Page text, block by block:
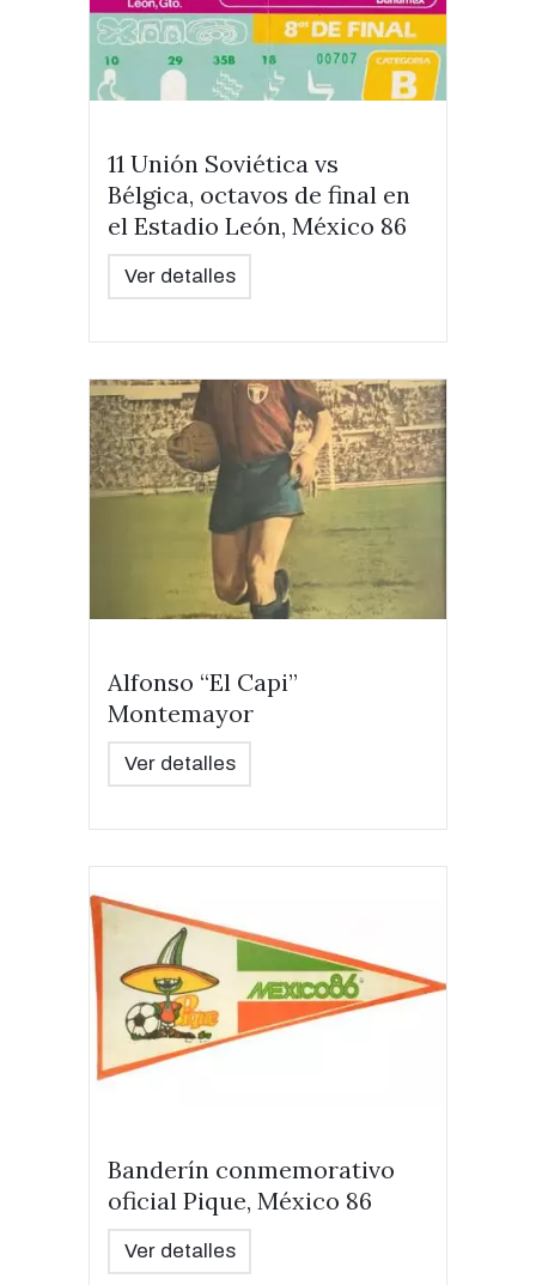
11 Unión Soviética vs
Bélgica, octavos de final en
el Estadio León, México 86
Ver detalles
Alfonso “El Capi”
Montemayor
Ver detalles
Banderín conmemorativo
oficial Pique, México 86
Ver detalles